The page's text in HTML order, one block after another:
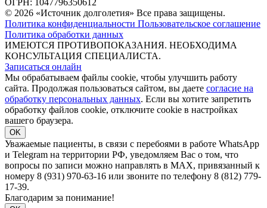
© 2026 «Источник долголетия» Все права защищены.
Политика конфиденциальности Пользовательское соглашение
Политика обработки данных
ИМЕЮТСЯ ПРОТИВОПОКАЗАНИЯ. НЕОБХОДИМА
КОНСУЛЬТАЦИЯ СПЕЦИАЛИСТА.
Записаться онлайн
Мы обрабатываем файлы cookie, чтобы улучшить работу
сайта. Продолжая пользоваться сайтом, вы даете согласие на
обработку персональных данных. Если вы хотите запретить
обработку файлов cookie, отключите cookie в настройках
вашего браузера.
OK
Уважаемые пациенты, в связи с перебоями в работе WhatsApp
и Telegram на территории РФ, уведомляем Вас о том, что
вопросы по записи можно направлять в MAX, привязанный к
номеру 8 (931) 970-63-16 или звоните по телефону 8 (812) 779-
17-39.
Благодарим за понимание!